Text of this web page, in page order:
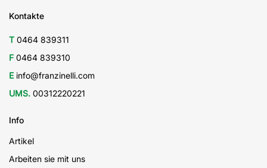
Kontakte
T 0464 839311
F 0464 839310
E info@franzinelli.com
UMS. 00312220221
Info
Artikel
Arbeiten sie mit uns